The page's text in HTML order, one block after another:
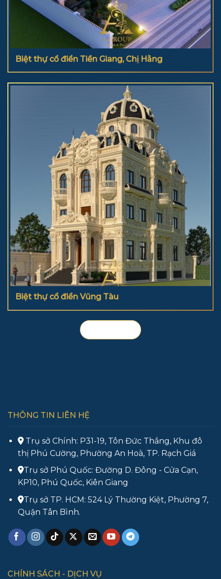
Biệt thự cổ điển Tiền Giang, Chị Hằng
Biệt thự cổ điển Vũng Tàu
THÔNG TIN LIÊN HỆ
Trụ sở Chính: P31-19, Tôn Đức Thắng, Khu đô
thị Phú Cường, Phường An Hoà, TP. Rạch Giá
Trụ sở Phú Quốc: Đường D. Đông - Cửa Cạn,
KP10, Phú Quốc, Kiên Giang
Trụ sở TP. HCM: 524 Lý Thường Kiệt, Phường 7,
Quận Tân Bình.
CHÍNH SÁCH - DỊCH VỤ